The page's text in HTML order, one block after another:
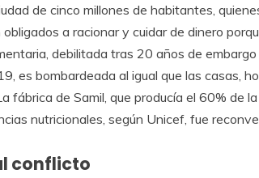
de cinco millones de habitantes,
a racionar y cuidar de dinero
debilitada tras 20 años de
es bombardeada al igual que las casas,
fábrica de Samil, que producía el 60% de
nutricionales, según Unicef, fue
conflicto